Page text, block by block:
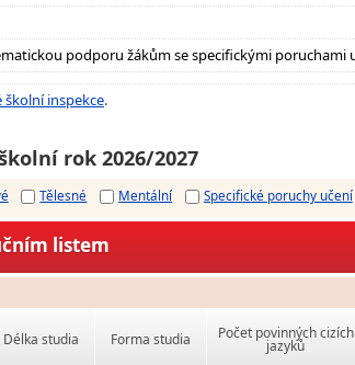
podporu žákům se specifickými poruchami
školní inspekce.
rok 2026/2027
Tělesné Mentální Specifické poruchy učení
listem
Délka studia Forma studia Počet povinných cizích
jazyků